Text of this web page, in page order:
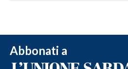
Abbonati a